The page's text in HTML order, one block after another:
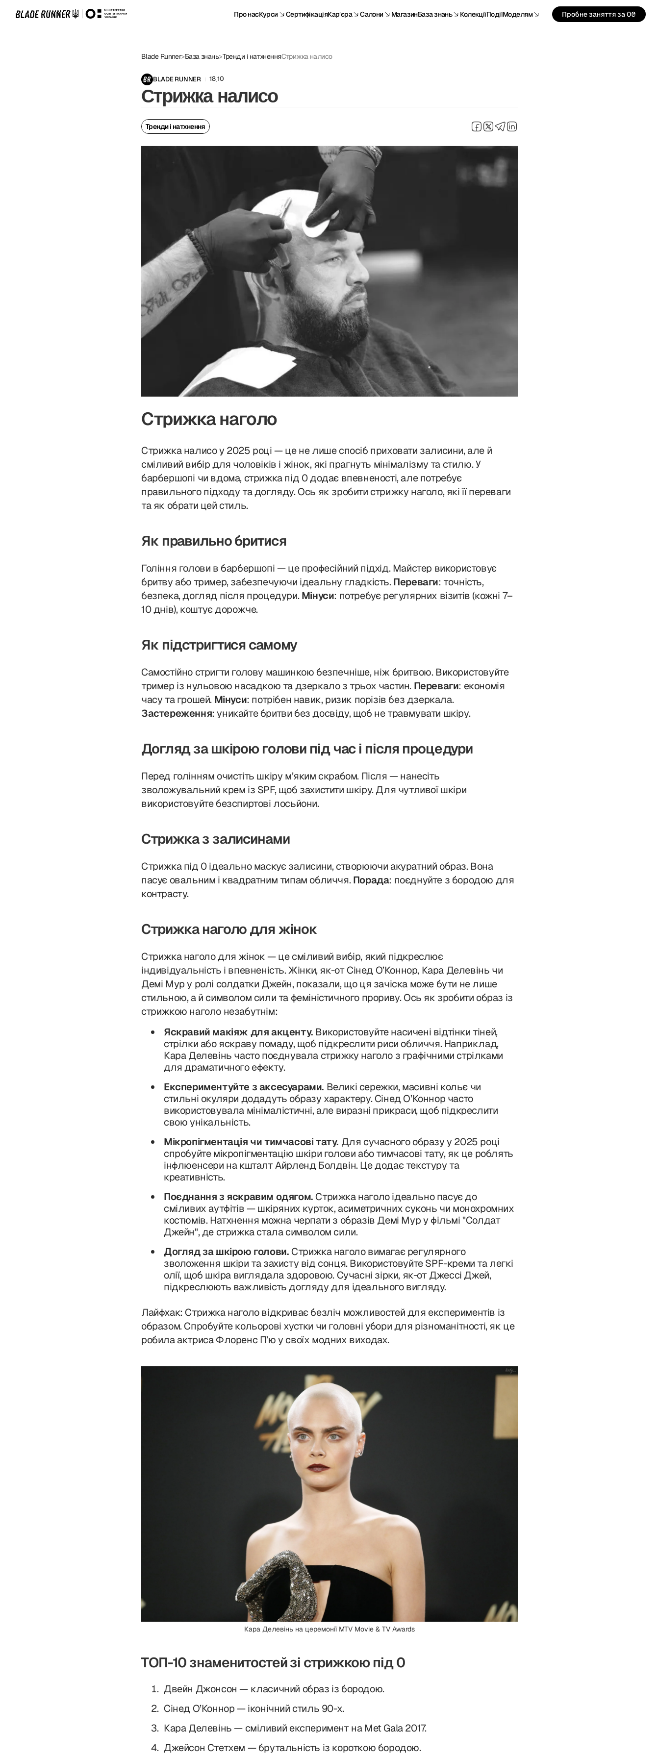
Про насКурси СертифікаціяКарʼєра Салони МагазинБаза знань КолекціїПодіїМоделям Пробне заняття за 0₴
Blade Runner>База знань>Тренди і натхненняСтрижка налисо
BLADE RUNNER 18.10
Стрижка налисо
Тренди і натхнення
Стрижка наголо
Стрижка налисо у 2025 році — це не лише спосіб приховати залисини, але й
сміливий вибір для чоловіків і жінок, які прагнуть мінімалізму та стилю. У
барбершопі чи вдома, стрижка під 0 додає впевненості, але потребує
правильного підходу та догляду. Ось як зробити стрижку наголо, які її переваги
та як обрати цей стиль.
Як правильно бритися
Гоління голови в барбершопі — це професійний підхід. Майстер використовує
бритву або тример, забезпечуючи ідеальну гладкість.Переваги: точність,
безпека, догляд після процедури.Мінуси: потребує регулярних візитів (кожні 7–
10 днів), коштує дорожче.
Як підстригтися самому
Самостійно стригти голову машинкою безпечніше, ніж бритвою. Використовуйте
тример із нульовою насадкою та дзеркало з трьох частин. Переваги: економія
часу та грошей. Мінуси: потрібен навик, ризик порізів без дзеркала.
Застереження: уникайте бритви без досвіду, щоб не травмувати шкіру.
Догляд за шкірою голови під час і після процедури
Перед голінням очистіть шкіру м’яким скрабом. Після — нанесіть
зволожувальний крем із SPF, щоб захистити шкіру. Для чутливої шкіри
використовуйте безспиртові лосьйони.
Стрижка з залисинами
Стрижка під 0 ідеально маскує залисини, створюючи акуратний образ. Вона
пасує овальним і квадратним типам обличчя.Порада: поєднуйте з бородою для
контрасту.
Стрижка наголо для жінок
Стрижка наголо для жінок — це сміливий вибір, який підкреслює
індивідуальність і впевненість. Жінки, як-от Сінед О’Коннор, Кара Делевінь чи
Демі Мур у ролі солдатки Джейн, показали, що ця зачіска може бути не лише
стильною, а й символом сили та феміністичного прориву. Ось як зробити образ із
стрижкою наголо незабутнім:
Яскравий макіяж для акценту. Використовуйте насичені відтінки тіней,
стрілки або яскраву помаду, щоб підкреслити риси обличчя. Наприклад,
Кара Делевінь часто поєднувала стрижку наголо з графічними стрілками
для драматичного ефекту.
Експериментуйте з аксесуарами. Великі сережки, масивні кольє чи
стильні окуляри додадуть образу характеру. Сінед О’Коннор часто
використовувала мінімалістичні, але виразні прикраси, щоб підкреслити
свою унікальність.
Мікропігментація чи тимчасові тату. Для сучасного образу у 2025 році
спробуйте мікропігментацію шкіри голови або тимчасові тату, як це роблять
інфлюенсери на кшталт Айрленд Болдвін. Це додає текстуру та
креативність.
Поєднання з яскравим одягом.Стрижка наголо ідеально пасує до
сміливих аутфітів — шкіряних курток, асиметричних суконь чи монохромних
костюмів. Натхнення можна черпати з образів Демі Мур у фільмі "Солдат
Джейн", де стрижка стала символом сили.
Догляд за шкірою голови.Стрижка наголо вимагає регулярного
зволоження шкіри та захисту від сонця. Використовуйте SPF-креми та легкі
олії, щоб шкіра виглядала здоровою. Сучасні зірки, як-от Джессі Джей,
підкреслюють важливість догляду для ідеального вигляду.
Лайфхак: Стрижка наголо відкриває безліч можливостей для експериментів із
образом. Спробуйте кольорові хустки чи головні убори для різноманітності, як це
робила актриса Флоренс П’ю у своїх модних виходах.
Кара Делевінь на церемонії MTV Movie & TV Awards
ТОП-10 знаменитостей зі стрижкою під 0
Двейн Джонсон — класичний образ із бородою.
Сінед О’Коннор — іконічний стиль 90-х.
Кара Делевінь — сміливий експеримент на Met Gala 2017.
Джейсон Стетхем — брутальність із короткою бородою.